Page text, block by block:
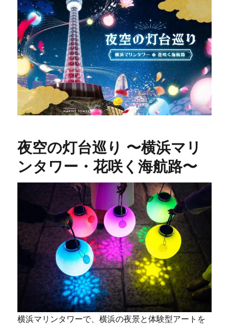
夜空の灯台巡り 〜横浜マリ
ンタワー・花咲く海航路〜
横浜マリンタワーで、横浜の夜景と体験型アートを